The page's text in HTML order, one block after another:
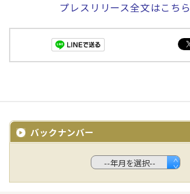
プレスリリース全文はこちら
バックナンバー